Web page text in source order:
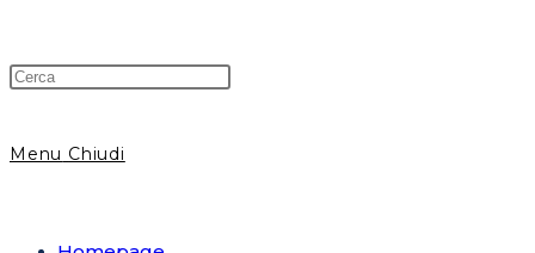
Menu Chiudi